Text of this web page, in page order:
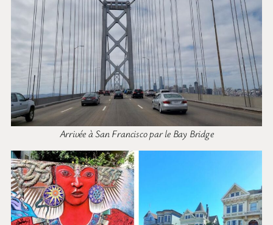
Arrivée à San Francisco par le Bay Bridge